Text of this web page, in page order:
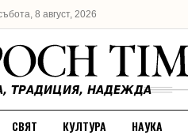
8 август, 2026
СВЯТ КУЛТУРА НАУКА